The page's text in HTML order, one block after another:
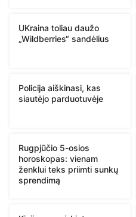
UKraina toliau daužo
„Wildberries“ sandėlius
Policija aiškinasi, kas
siautėjo parduotuvėje
Rugpjūčio 5-osios
horoskopas: vienam
ženklui teks priimti sunkų
sprendimą